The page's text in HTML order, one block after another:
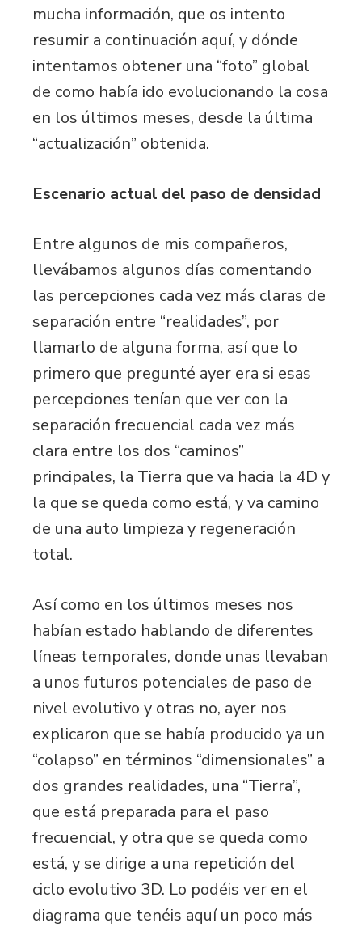
mucha información, que os intento
resumir a continuación aquí, y dónde
intentamos obtener una “foto” global
de como había ido evolucionando la cosa
en los últimos meses, desde la última
“actualización” obtenida.
Escenario actual del paso de densidad
Entre algunos de mis compañeros,
llevábamos algunos días comentando
las percepciones cada vez más claras de
separación entre “realidades”, por
llamarlo de alguna forma, así que lo
primero que pregunté ayer era si esas
percepciones tenían que ver con la
separación frecuencial cada vez más
clara entre los dos “caminos”
principales, la Tierra que va hacia la 4D y
la que se queda como está, y va camino
de una auto limpieza y regeneración
total.
Así como en los últimos meses nos
habían estado hablando de diferentes
líneas temporales, donde unas llevaban
a unos futuros potenciales de paso de
nivel evolutivo y otras no, ayer nos
explicaron que se había producido ya un
“colapso” en términos “dimensionales” a
dos grandes realidades, una “Tierra”,
que está preparada para el paso
frecuencial, y otra que se queda como
está, y se dirige a una repetición del
ciclo evolutivo 3D. Lo podéis ver en el
diagrama que tenéis aquí un poco más